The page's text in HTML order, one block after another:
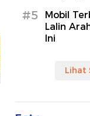
#5
Mobil
Lalin
Ini
Lihat